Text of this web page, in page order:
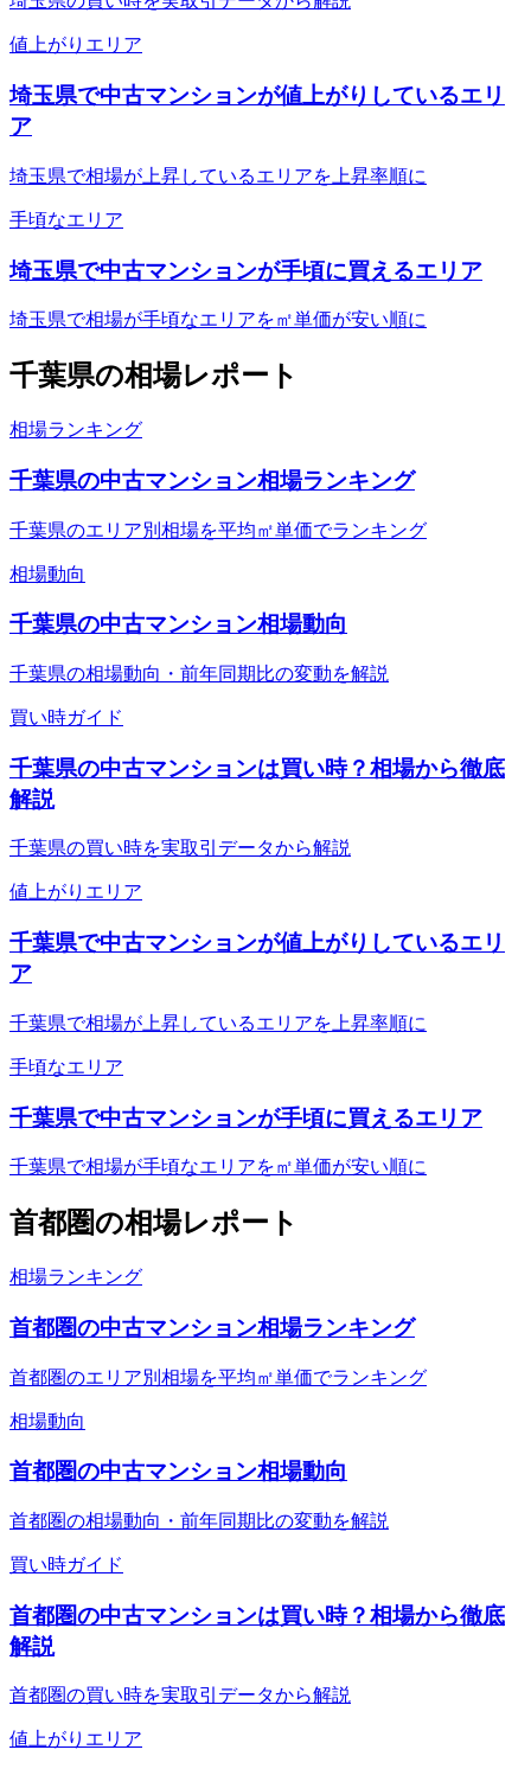
値上がりエリア
埼玉県で中古マンションが値上がりしているエリ
ア
埼玉県で相場が上昇しているエリアを上昇率順に
手頃なエリア
埼玉県で中古マンションが手頃に買えるエリア
埼玉県で相場が手頃なエリアを㎡単価が安い順に
千葉県の相場レポート
相場ランキング
千葉県の中古マンション相場ランキング
千葉県のエリア別相場を平均㎡単価でランキング
相場動向
千葉県の中古マンション相場動向
千葉県の相場動向・前年同期比の変動を解説
買い時ガイド
千葉県の中古マンションは買い時？相場から徹底
解説
千葉県の買い時を実取引データから解説
値上がりエリア
千葉県で中古マンションが値上がりしているエリ
ア
千葉県で相場が上昇しているエリアを上昇率順に
手頃なエリア
千葉県で中古マンションが手頃に買えるエリア
千葉県で相場が手頃なエリアを㎡単価が安い順に
首都圏の相場レポート
相場ランキング
首都圏の中古マンション相場ランキング
首都圏のエリア別相場を平均㎡単価でランキング
相場動向
首都圏の中古マンション相場動向
首都圏の相場動向・前年同期比の変動を解説
買い時ガイド
首都圏の中古マンションは買い時？相場から徹底
解説
首都圏の買い時を実取引データから解説
値上がりエリア